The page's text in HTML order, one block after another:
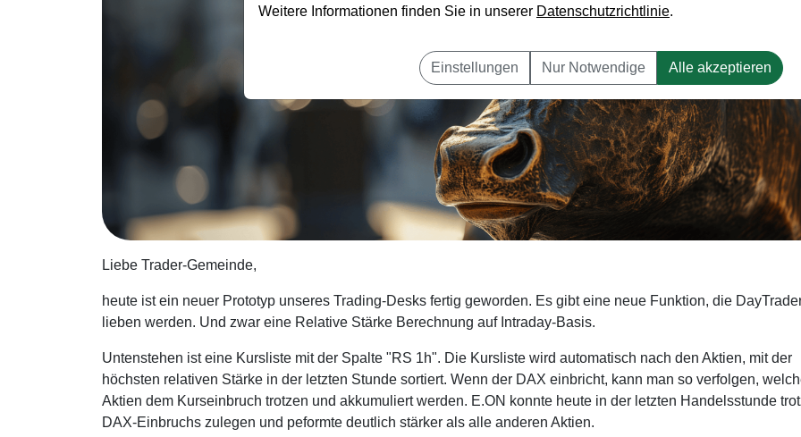
Liebe Trader-Gemeinde,
heute ist ein neuer Prototyp unseres Trading-Desks fertig geworden. Es gibt eine neue Funktion, die
lieben werden. Und zwar eine Relative Stärke Berechnung auf Intraday-Basis.
Untenstehen ist eine Kursliste mit der Spalte "RS 1h". Die Kursliste wird automatisch nach den Aktien, mit der
höchsten relativen Stärke in der letzten Stunde sortiert. Wenn der DAX einbricht, kann man so verfolgen,
Aktien dem Kurseinbruch trotzen und akkumuliert werden. E.ON konnte heute in der letzten Handelsstunde
DAX-Einbruchs zulegen und peformte deutlich stärker als alle anderen Aktien.
Weitere Informationen finden Sie in unserer Datenschutzrichtlinie.
Einstellungen Nur Notwendige Alle akzeptieren